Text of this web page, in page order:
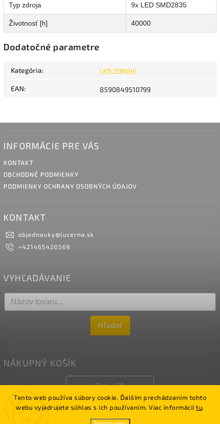
Tento web používa súbory cookie. Ďalším prechádzaním tohto
webu vyjadrujete súhlas s ich používaním. Viac informáciítu.
Typ zdroja 9x LED SMD2835
Životnosť [h] 40000
Dodatočné parametre
Kategória: LED ZDROJE
EAN: 8590849510799
INFORMÁCIE PRE VÁS
KONTAKT
OBCHODNÉ PODMIENKY
PODMIENKY OCHRANY OSOBNÝCH ÚDAJOV
KONTAKT
objednavky@lucerna.sk
+421465420569
VYHĽADÁVANIE
Hľadať
NÁKUPNÝ KOŠÍK
0ks /€0
LUCERNA. Všetky práva vyhradené.